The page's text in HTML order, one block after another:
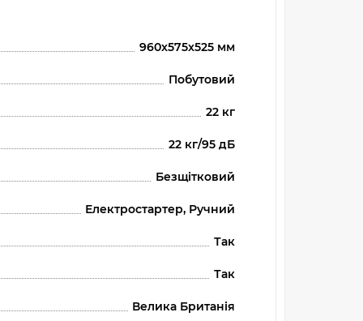
960x575x525 мм
Побутовий
22 кг
22 кг/95 дБ
Безщітковий
Електростартер, Ручний
Так
Так
Велика Британія